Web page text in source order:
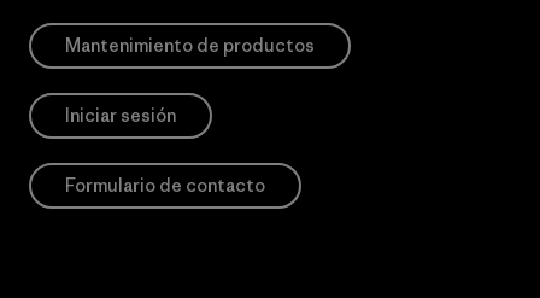
Mantenimiento de productos
Iniciar sesión
Formulario de contacto